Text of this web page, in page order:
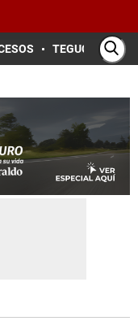
TEGUCIGALPA